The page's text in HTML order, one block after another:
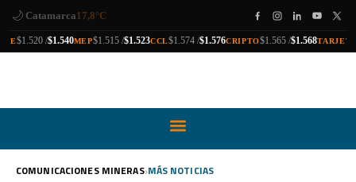
🌙 Catamarca17,8°C
$1.520 /$1.540MEP
compra$1.515 /
venta $1.523CCL
compra$1.574 /
venta $1.576CRIPTO
compra $1.565 /
venta $1.568TARJETA
compra
venta
COMUNICACIONES MINERAS›MÁS NOTICIAS